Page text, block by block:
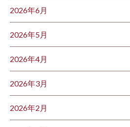
2026年6月
2026年5月
2026年4月
2026年3月
2026年2月